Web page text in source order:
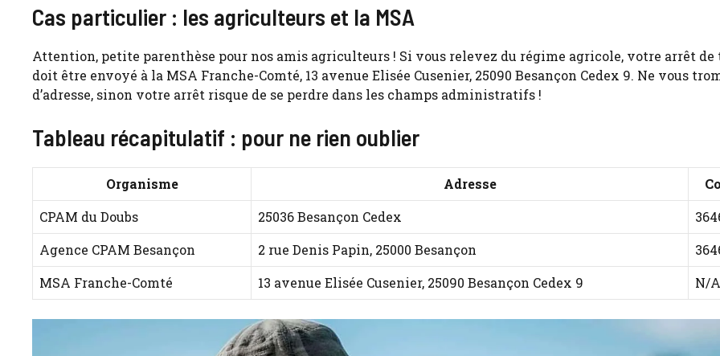
Cas particulier : les agriculteurs et la MSA
Attention, petite parenthèse pour nos amis agriculteurs ! Si vous relevez du régime agricole, votre arrêt
doit être envoyé à la MSA Franche-Comté, 13 avenue Elisée Cusenier, 25090 Besançon Cedex 9. Ne vous
d’adresse, sinon votre arrêt risque de se perdre dans les champs administratifs !
Tableau récapitulatif : pour ne rien oublier
Organisme Adresse
CPAM du Doubs
25036 Besançon Cedex
Agence CPAM Besançon
2 rue Denis Papin, 25000 Besançon
MSA Franche-Comté
13 avenue Elisée Cusenier, 25090 Besançon Cedex 9 N/A